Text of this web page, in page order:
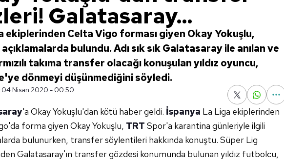
Galatasaray...
ekiplerinden Celta Vigo forması giyen Okay Yokuşlu,
açıklamalarda bulundu. Adı sık sık Galatasaray ile anılan ve
takıma transfer olacağı konuşulan yıldız oyuncu,
dönmeyi düşünmediğini söyledi.
04 Nisan 2020 - 00:50
'a Okay Yokuşlu'dan kötü haber geldi. İspanya La Liga ekiplerinden
forma giyen Okay Yokuşlu, TRT Spor'a karantina günleriyle ilgili
bulunurken, transfer söylentileri hakkında konuştu. Süper Lig
Galatasaray'ın transfer gözdesi konumunda bulunan yıldız futbolcu,